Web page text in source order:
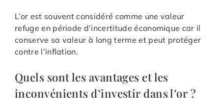
L’or est souvent considéré comme une valeur
refuge en période d’incertitude économique car il
conserve sa valeur à long terme et peut protéger
contre l’inflation.
Quels sont les avantages et les
inconvénients d’investir dans l’or ?